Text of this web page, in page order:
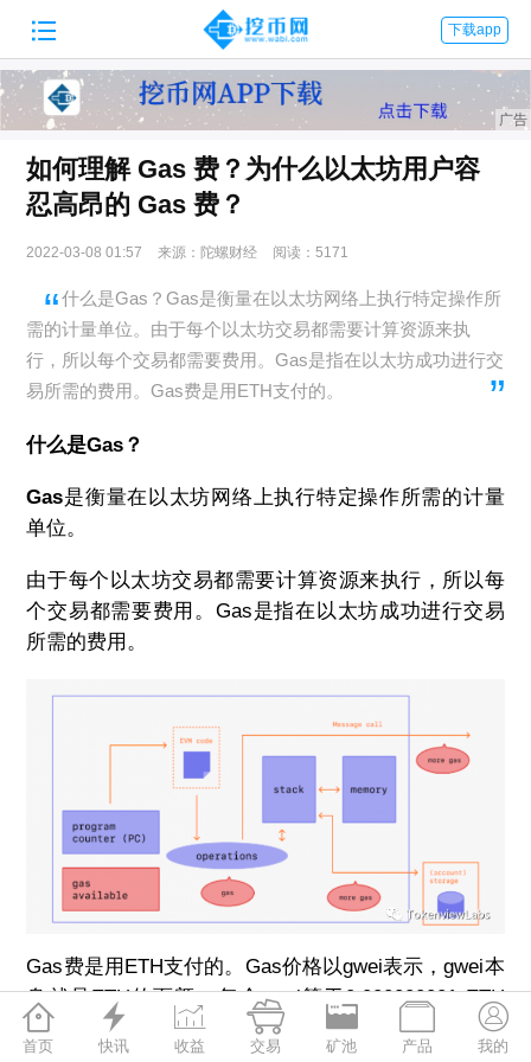
 下载app
如何理解 Gas 费？为什么以太坊用户容
忍高昂的 Gas 费？
2022-03-08 01:57 来源：陀螺财经 阅读：5171
什么是Gas？Gas是衡量在以太坊网络上执行特定操作所
需的计量单位。由于每个以太坊交易都需要计算资源来执
行，所以每个交易都需要费用。Gas是指在以太坊成功进行交
易所需的费用。Gas费是用ETH支付的。
什么是Gas？
Gas是衡量在以太坊网络上执行特定操作所需的计量
单位。
由于每个以太坊交易都需要计算资源来执行，所以每
个交易都需要费用。Gas是指在以太坊成功进行交易
所需的费用。
Gas费是用ETH支付的。Gas价格以gwei表示，gwei本
身就是ETH的面额，每个gwei等于0.000000001 ETH
(10
ETH)。例如，与其说你的Gas费用0.000000001

首页

快讯

收益

交易

矿池

产品

我的